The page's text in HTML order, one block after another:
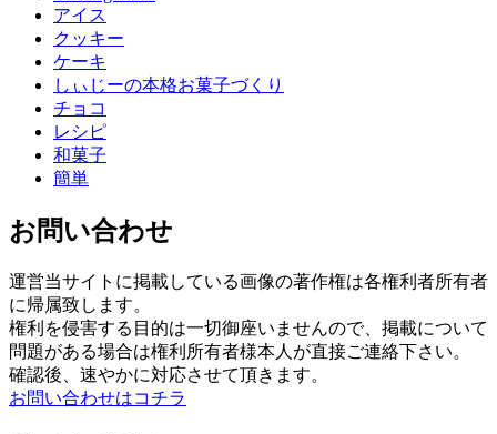
アイス
クッキー
ケーキ
しぃじーの本格お菓子づくり
チョコ
レシピ
和菓子
簡単
お問い合わせ
運営当サイトに掲載している画像の著作権は各権利者所有者
に帰属致します。
権利を侵害する目的は一切御座いませんので、掲載について
問題がある場合は権利所有者様本人が直接ご連絡下さい。
確認後、速やかに対応させて頂きます。
お問い合わせはコチラ